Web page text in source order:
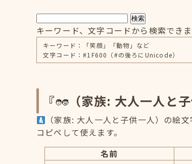
検索
キーワード、文字コードから検索できま
キーワード：「笑顔」「動物」など
文字コード：#1F600（#の後ろにUnicode）
『 （家族: 大人一人と
（家族: 大人一人と子供一人）の絵
コピペして使えます。
名前